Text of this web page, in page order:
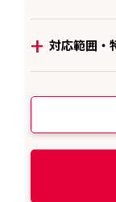
+ 対応範囲・